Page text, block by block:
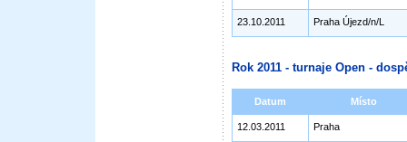
23.10.2011 Praha Újezd/n/L
Rok 2011 - turnaje Open -
Datum Místo
12.03.2011 Praha